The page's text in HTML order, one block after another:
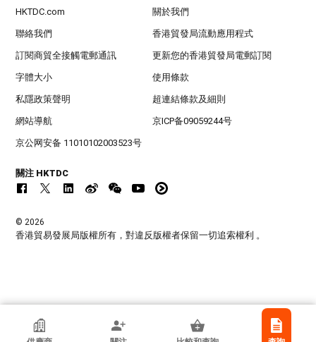
香港貿發局參展商
HKTDC.com 關於我們
聯絡我們 香港貿發局流動應用程式
訂閱商貿全接觸電郵通訊 更新您的香港貿發局電郵訂閱
字體大小 使用條款
私隱政策聲明 超連結條款及細則
網站導航 京ICP备09059244号
京公网安备 11010102003523号
關注 HKTDC
© 2026
香港貿易發展局版權所有，對違反版權者保留一切追索權利 。